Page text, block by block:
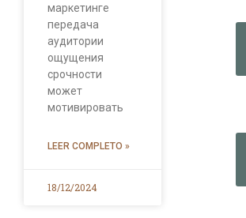
маркетинге
передача
аудитории
ощущения
срочности
может
мотивировать
LEER COMPLETO »
18/12/2024